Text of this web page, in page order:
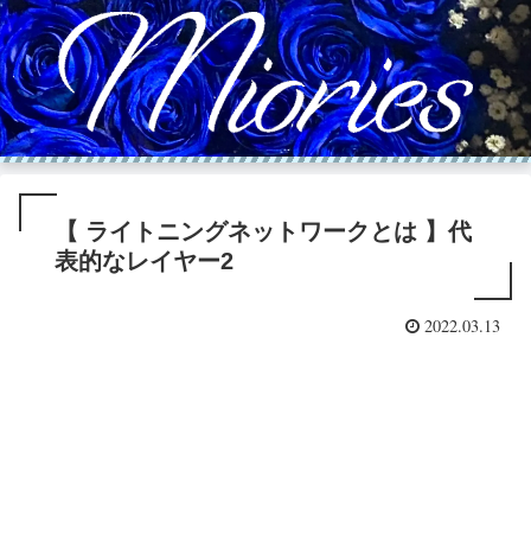
【 ライトニングネットワークとは 】代
表的なレイヤー2
2022.03.13